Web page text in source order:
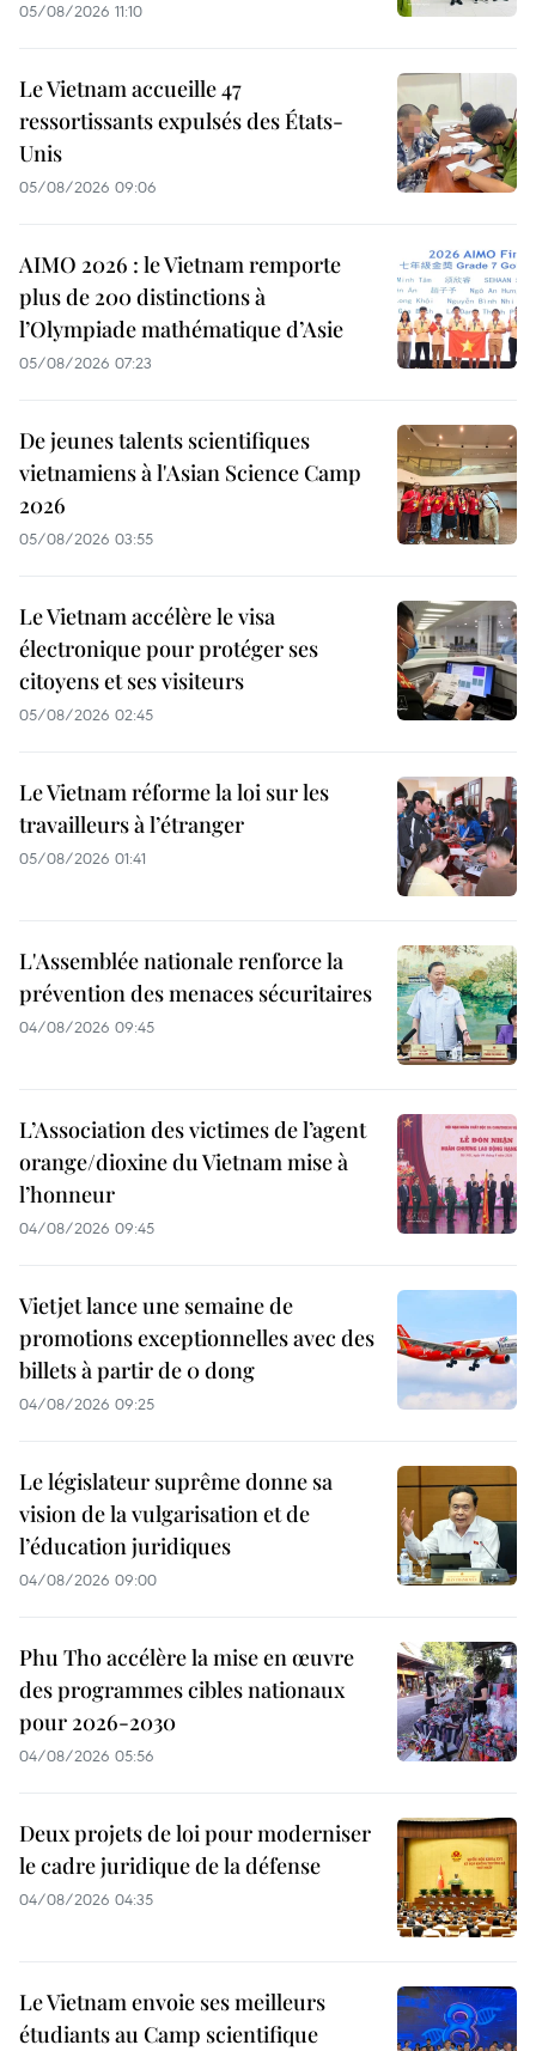
05/08/2026 11:10
Le Vietnam accueille 47
ressortissants expulsés des États-
Unis
05/08/2026 09:06
AIMO 2026 : le Vietnam remporte
plus de 200 distinctions à
l’Olympiade mathématique d’Asie
05/08/2026 07:23
De jeunes talents scientifiques
vietnamiens à l'Asian Science Camp
2026
05/08/2026 03:55
Le Vietnam accélère le visa
électronique pour protéger ses
citoyens et ses visiteurs
05/08/2026 02:45
Le Vietnam réforme la loi sur les
travailleurs à l’étranger
05/08/2026 01:41
L'Assemblée nationale renforce la
prévention des menaces sécuritaires
04/08/2026 09:45
L’Association des victimes de l’agent
orange/dioxine du Vietnam mise à
l’honneur
04/08/2026 09:45
Vietjet lance une semaine de
promotions exceptionnelles avec des
billets à partir de 0 dong
04/08/2026 09:25
Le législateur suprême donne sa
vision de la vulgarisation et de
l’éducation juridiques
04/08/2026 09:00
Phu Tho accélère la mise en œuvre
des programmes cibles nationaux
pour 2026-2030
04/08/2026 05:56
Deux projets de loi pour moderniser
le cadre juridique de la défense
04/08/2026 04:35
Le Vietnam envoie ses meilleurs
étudiants au Camp scientifique